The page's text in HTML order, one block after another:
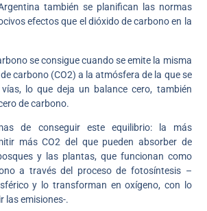
también se planifican las normas
efectos que el dióxido de carbono en la
se consigue cuando se emite la misma
carbono (CO2) a la atmósfera de la que se
lo que deja un balance cero, también
de carbono.
de conseguir este equilibrio: la más
más CO2 del que pueden absorber de
y las plantas, que funcionan como
a través del proceso de fotosíntesis –
y lo transforman en oxígeno, con lo
las emisiones-.